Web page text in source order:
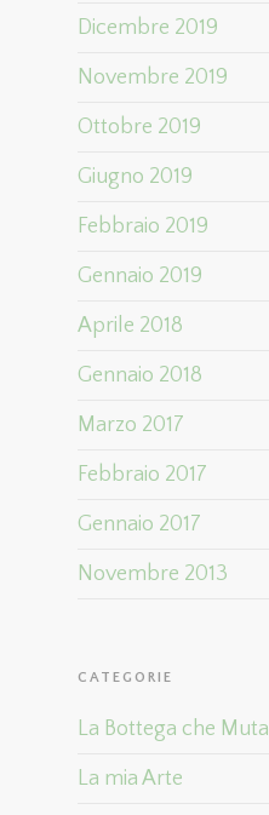
Dicembre 2019
Novembre 2019
Ottobre 2019
Giugno 2019
Febbraio 2019
Gennaio 2019
Aprile 2018
Gennaio 2018
Marzo 2017
Febbraio 2017
Gennaio 2017
Novembre 2013
CATEGORIE
La Bottega che Muta
La mia Arte